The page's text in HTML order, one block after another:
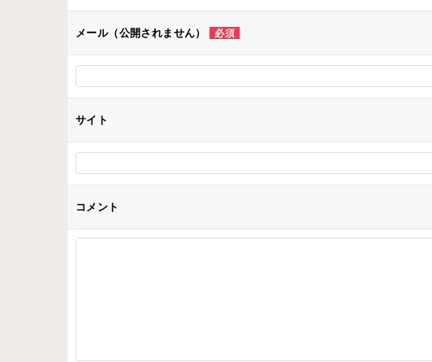
メール（公開されません） 必須
サイト
コメント